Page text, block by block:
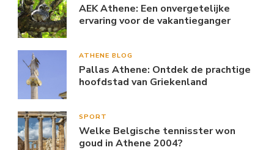
AEK Athene: Een onvergetelijke
ervaring voor de vakantieganger
ATHENE BLOG
Pallas Athene: Ontdek de prachtige
hoofdstad van Griekenland
SPORT
Welke Belgische tennisster won
goud in Athene 2004?